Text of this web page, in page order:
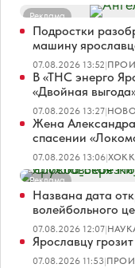
Реклама
Подростки
машину
07.08.2026 13:52|
В «ТНС энерго
«Двойная
07.08.2026 13:27|
Жена
спасении
07.08.2026 13:06|
Реклама
Названа дата
волейбольного
07.08.2026 12:07|
Ярославцу
07.08.2026 11:53|